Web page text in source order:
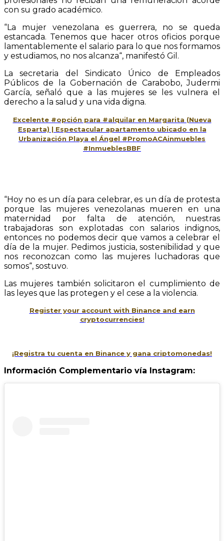
con su grado académico.
“La mujer venezolana es guerrera, no se queda
estancada. Tenemos que hacer otros oficios porque
lamentablemente el salario para lo que nos formamos
y estudiamos, no nos alcanza“, manifestó Gil.
La secretaria del Sindicato Único de Empleados
Públicos de la Gobernación de Carabobo, Judermi
García, señaló que a las mujeres se les vulnera el
derecho a la salud y una vida digna.
Excelente #opción para #alquilar en Margarita (Nueva
Esparta) | Espectacular apartamento ubicado en la
Urbanización Playa el Ángel #PromoACAinmuebles
#InmueblesBBF
“Hoy no es un día para celebrar, es un día de protesta
porque las mujeres venezolanas mueren en una
maternidad por falta de atención, nuestras
trabajadoras son explotadas con salarios indignos,
entonces no podemos decir que vamos a celebrar el
día de la mujer. Pedimos justicia, sostenibilidad y que
nos reconozcan como las mujeres luchadoras que
somos“, sostuvo.
Las mujeres también solicitaron el cumplimiento de
las leyes que las protegen y el cese a la violencia.
Register your account with Binance and earn
cryptocurrencies!
¡Registra tu cuenta en Binance y gana criptomonedas!
Información Complementario vía Instagram: